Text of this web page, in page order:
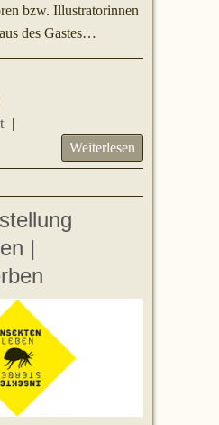
bzw. Illustratorinnen
des Gastes…
|
Weiterlesen
|